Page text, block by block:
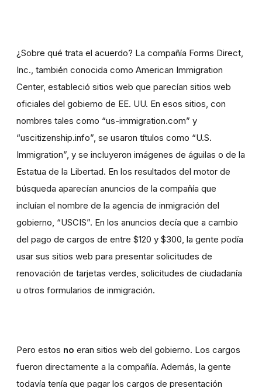
¿Sobre qué trata el acuerdo? La compañía Forms Direct,
Inc., también conocida como American Immigration
Center, estableció sitios web que parecían sitios web
oficiales del gobierno de EE. UU. En esos sitios, con
nombres tales como “us-immigration.com” y
“uscitizenship.info”, se usaron títulos como “U.S.
Immigration”, y se incluyeron imágenes de águilas o de la
Estatua de la Libertad. En los resultados del motor de
búsqueda aparecían anuncios de la compañía que
incluían el nombre de la agencia de inmigración del
gobierno, “USCIS”. En los anuncios decía que a cambio
del pago de cargos de entre $120 y $300, la gente podía
usar sus sitios web para presentar solicitudes de
renovación de tarjetas verdes, solicitudes de ciudadanía
u otros formularios de inmigración.
Pero estos no eran sitios web del gobierno. Los cargos
fueron directamente a la compañía. Además, la gente
todavía tenía que pagar los cargos de presentación